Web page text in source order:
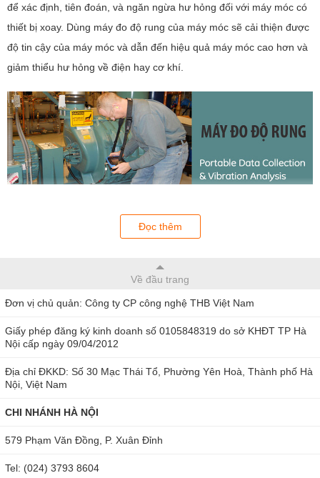
để xác định, tiên đoán, và ngăn ngừa hư hỏng đối với máy móc có
thiết bị xoay. Dùng máy đo độ rung của máy móc sẽ cải thiện được
độ tin cậy của máy móc và dẫn đến hiệu quả máy móc cao hơn và
giảm thiểu hư hỏng về điện hay cơ khí.
Máy đo độ rung động được dùng khắp nơi trên thế giới trong lĩnh
máy móc, và giữ cho máy móc chạy đúng chức năng, không hư
số, máy nén, tua-bin, băng chuyền, trục lăn, đầu máy, và các thiết
Ứng dụng của máy đo độ rung động
Dùng để đo Máy mất cân bằng, Máy mất liên kết, Cộng hưởng,
hỏng trục, Sự giãn cơ, Tốc độ máy ở mức báo động
Đọc thêm
Về đầu trang
Đơn vị chủ quản: Công ty CP công nghệ THB Việt Nam
Giấy phép đăng ký kinh doanh số 0105848319 do sở KHĐT TP Hà
Nội cấp ngày 09/04/2012
Địa chỉ ĐKKD: Số 30 Mạc Thái Tổ, Phường Yên Hoà, Thành phố Hà
Nội, Việt Nam
CHI NHÁNH HÀ NỘI
579 Phạm Văn Đồng, P. Xuân Đỉnh
Tel: (024) 3793 8604